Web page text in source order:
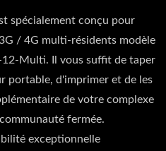
spécialement conçu pour
/ 4G multi-résidents modèle
Multi. Il vous suffit de taper
portable, d'imprimer et de les
de votre complexe
fermée.
exceptionnelle